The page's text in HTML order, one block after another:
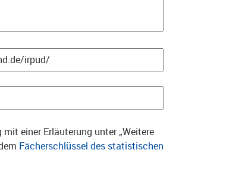
einer Erläuterung unter „Weitere
Fächerschlüssel des statistischen